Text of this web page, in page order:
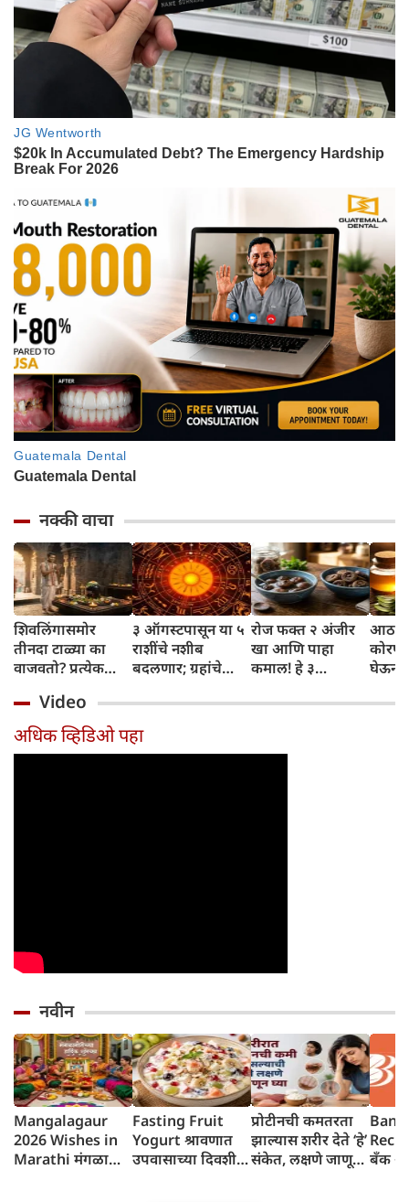
नक्की वाचा
शिवलिंगासमोर
तीनदा टाळ्या का
वाजवतो? प्रत्येक
जाणून घ्या
३ ऑगस्टपासून या ५
राशींचे नशीब
बदलणार; ग्रहांचे
संपतील आणि शुभ
दिवसांची सुरुवात
होईल
रोज फक्त २ अंजीर
खा आणि पाहा
कमाल! हे ३
तुम्हाला ठाऊक
घेऊन
Video
अधिक व्हिडिओ पहा
नवीन
Mangalagaur
2026 Wishes in
Marathi मंगळागौर
Fasting Fruit
Yogurt श्रावणात
उपवासाच्या दिवशी
प्रोटीनची कमतरता
झाल्यास शरीर देते ‘हे’
संकेत, लक्षणे जाणून बँक